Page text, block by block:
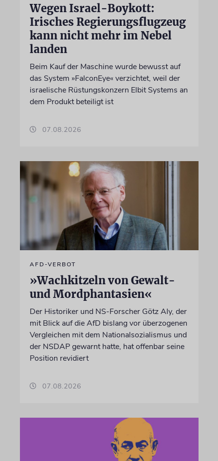
Wegen Israel-Boykott:
Irisches Regierungsflugzeug
kann nicht mehr im Nebel
landen
Beim Kauf der Maschine wurde bewusst auf
das System »FalconEye« verzichtet, weil der
israelische Rüstungskonzern Elbit Systems an
dem Produkt beteiligt ist
07.08.2026
AFD-VERBOT
»Wachkitzeln von Gewalt-
und Mordphantasien«
Der Historiker und NS-Forscher Götz Aly, der
mit Blick auf die AfD bislang vor überzogenen
Vergleichen mit dem Nationalsozialismus und
der NSDAP gewarnt hatte, hat offenbar seine
Position revidiert
07.08.2026